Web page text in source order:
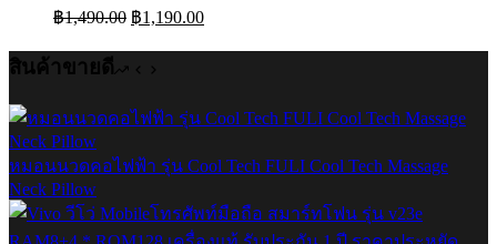
฿1,490.00 Original
price
was:
฿1,490.00.
฿1,190.00Current
price
is:
สินค้าขายดี
หมอนนวดคอไฟฟ้า รุ่น Cool Tech FULI Cool Tech Massage
Neck Pillow